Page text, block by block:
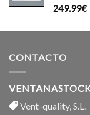
Valorado
249.99€
CONTACTO
Vent-quality, S.L.